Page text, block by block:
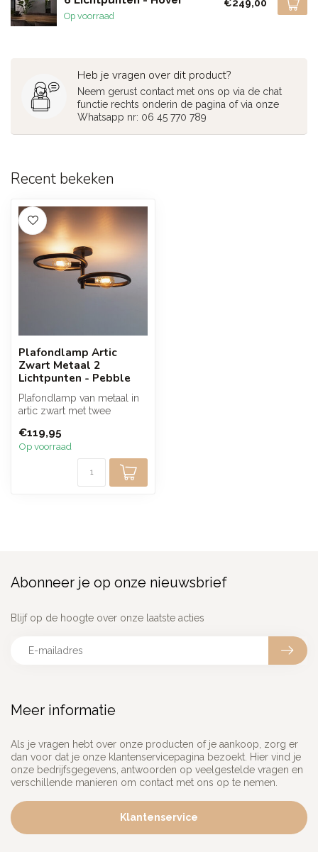
Op voorraad
€249,00
Heb je vragen over dit product?
Neem gerust contact met ons op via de chat
functie rechts onderin de pagina of via onze
Whatsapp nr: 06 45 770 789
Recent bekeken
Plafondlamp Artic
Zwart Metaal 2
Lichtpunten - Pebble
Plafondlamp van metaal in
artic zwart met twee
org...
€119,95
Op voorraad
Meer informatie
Als je vragen hebt over onze producten of je aankoop, zorg er
dan voor dat je onze klantenservicepagina bezoekt. Hier vind je
onze bedrijfsgegevens, antwoorden op veelgestelde vragen en
verschillende manieren om contact met ons op te nemen.
Klantenservice
Abonneer je op onze nieuwsbrief
Blijf op de hoogte over onze laatste acties